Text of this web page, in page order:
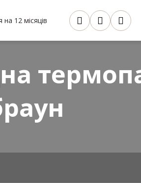
на 12 місяців
Контакти